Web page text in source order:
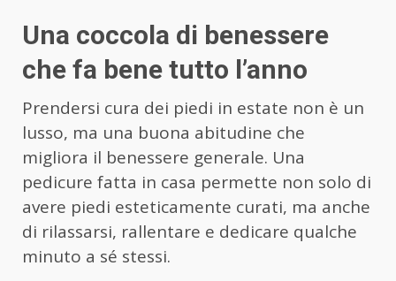
Una coccola di benessere
che fa bene tutto l’anno
Prendersi cura dei piedi in estate non è un
lusso, ma una buona abitudine che
migliora il benessere generale. Una
pedicure fatta in casa permette non solo di
avere piedi esteticamente curati, ma anche
di rilassarsi, rallentare e dedicare qualche
minuto a sé stessi.